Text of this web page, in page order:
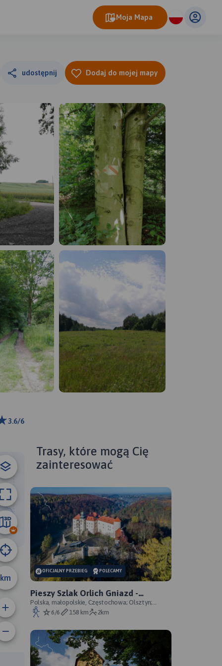
Moja Mapa
udostępnij Dodaj do mojej mapy
3.6/6
km
km
Trasy, które mogą Cię
zainteresować
OFICJALNY PRZEBIEG POLECAMY
Pieszy Szlak Orlich Gniazd -
oficjalny przebieg szlaku
Polska, małopolskie, Częstochowa; Olsztyn;
Mirów; Bobolice; Morsko; Ogrodzieniec; Pilica;
Smoleń; By
6/6 158 km 2km